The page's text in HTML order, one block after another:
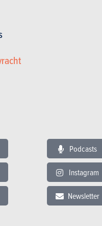
Podcasts
Instagram
Newsletter
aanbevolen video
DOOR OLIVIER DUQUESNE OP15-10-2008
- Specialist Advice